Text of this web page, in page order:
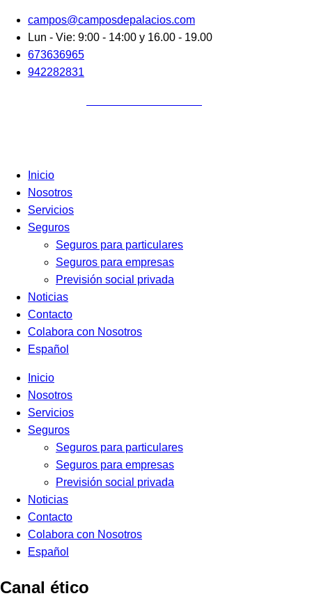
contenido
campos@camposdepalacios.com
Lun - Vie: 9:00 - 14:00 y 16.00 - 19.00
673636965
942282831
Inicio
Nosotros
Servicios
Seguros
Seguros para particulares
Seguros para empresas
Previsión social privada
Noticias
Contacto
Colabora con Nosotros
Español
Inicio
Nosotros
Servicios
Seguros
Seguros para particulares
Seguros para empresas
Previsión social privada
Noticias
Contacto
Colabora con Nosotros
Español
Canal ético